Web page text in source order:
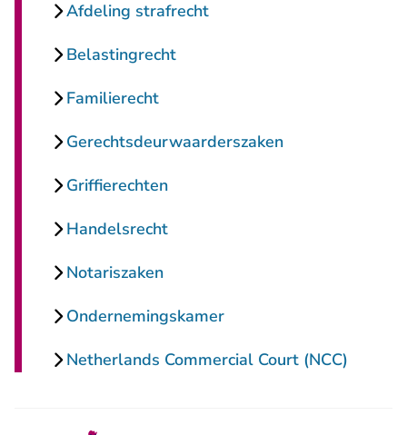
Afdeling strafrecht
Belastingrecht
Familierecht
Gerechtsdeurwaarderszaken
Griffierechten
Handelsrecht
Notariszaken
Ondernemingskamer
Netherlands Commercial Court (NCC)